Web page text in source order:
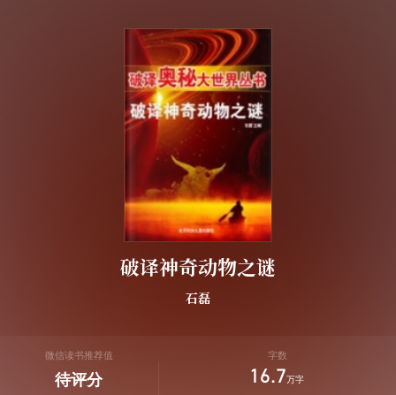
破译神奇动物之谜
石磊
微信读书推荐值
待评分
字数
16.7万字